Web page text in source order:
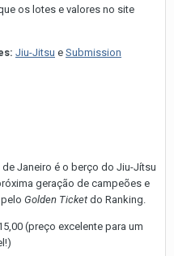
os lotes e valores no site
Jiu-Jitsu e Submission
de Janeiro é o berço do Jiu-Jítsu
geração de campeões e
Golden Ticket do Ranking.
(preço excelente para um